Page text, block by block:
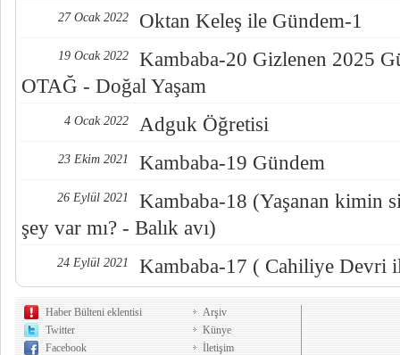
27 Ocak 2022 Oktan Keleş ile Gündem-1
19 Ocak 2022
Kambaba-20 Gizlenen 2025
OTAĞ - Doğal Yaşam
4 Ocak 2022 Adguk Öğretisi
23 Ekim 2021 Kambaba-19 Gündem
26 Eylül 2021
Kambaba-18 (Yaşanan kimin
şey var mı? - Balık avı)
24 Eylül 2021 Kambaba-17 ( Cahiliye Devri
Haber Bülteni eklentisi
Twitter
Facebook
Arşiv
Künye
İletişim